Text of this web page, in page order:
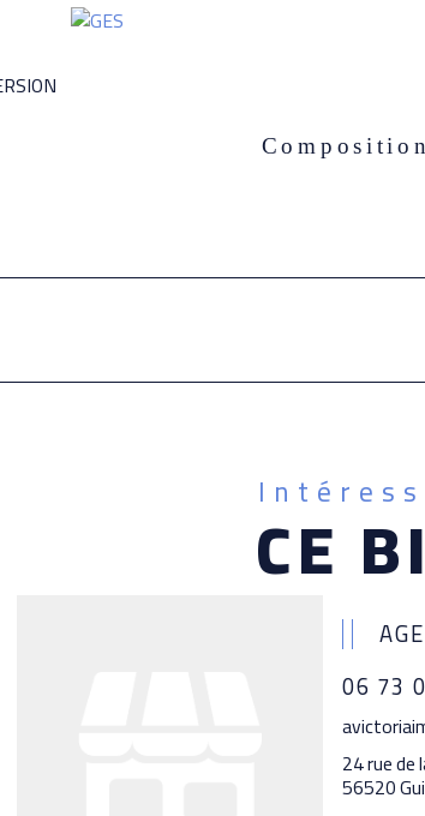
CE
06 73
24 rue de
56520